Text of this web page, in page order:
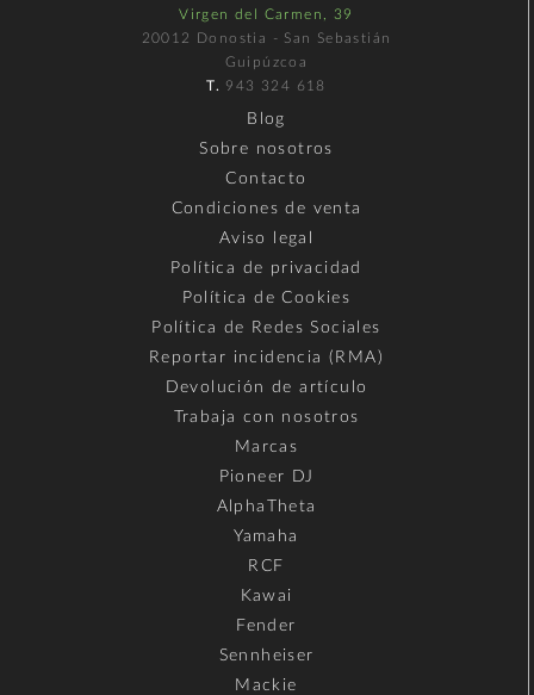
Virgen del Carmen, 39
20012 Donostia - San Sebastián
Guipúzcoa
T. 943 324 618
Blog
Sobre nosotros
Contacto
Condiciones de venta
Aviso legal
Política de privacidad
Política de Cookies
Política de Redes Sociales
Reportar incidencia (RMA)
Devolución de artículo
Trabaja con nosotros
Marcas
Pioneer DJ
AlphaTheta
Yamaha
RCF
Kawai
Fender
Sennheiser
Mackie